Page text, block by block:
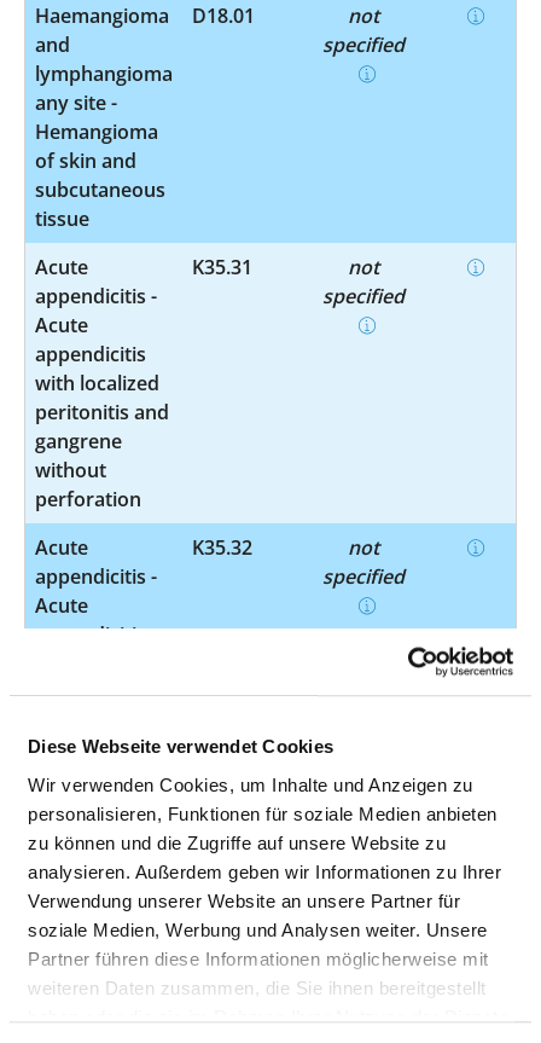
Diese Webseite verwendet Cookies
Wir verwenden Cookies, um Inhalte und Anzeigen zu
personalisieren, Funktionen für soziale Medien anbieten
zu können und die Zugriffe auf unsere Website zu
analysieren. Außerdem geben wir Informationen zu Ihrer
Verwendung unserer Website an unsere Partner für
soziale Medien, Werbung und Analysen weiter. Unsere
Partner führen diese Informationen möglicherweise mit
weiteren Daten zusammen, die Sie ihnen bereitgestellt
Haemangioma
and
lymphangioma
any site -
Hemangioma
of skin and
subcutaneous
tissue
D18.01
not
specified
Acute
appendicitis -
Acute
appendicitis
with localized
peritonitis and
gangrene
without
perforation
K35.31
not
specified
Acute
appendicitis -
Acute
appendicitis
perforation
peritonitis
without
abscess
K35.32
not
specified
Other
functional
intestinal
disorders
K59.3
not
specified
Cutaneous
L02.2
not